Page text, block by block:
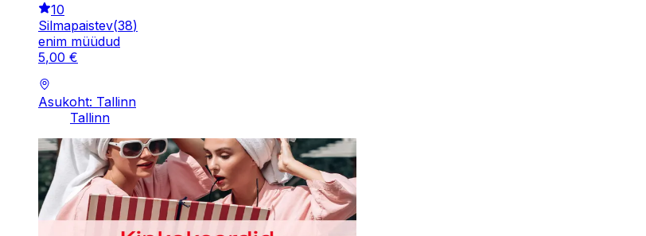
10
Silmapaistev(38)
enim müüdud
5,00 €
Asukoht: Tallinn
Tallinn